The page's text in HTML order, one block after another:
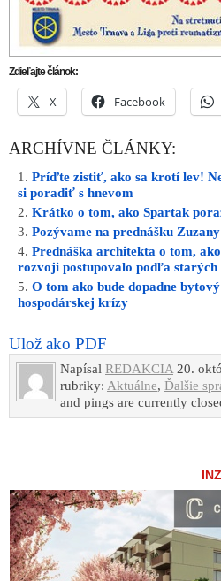
Zdieľajte článok:
X Facebook
ARCHÍVNE ČLÁNKY:
Príďte zistiť, ako sa krotí lev!
si poradiť s hnevom
Krátko o tom, ako Spartak
Pozývame na prednášku
Prednáška architekta o tom,
rozvoji postupovalo podľa starých
O tom ako bude dopadne
hospodárskej krízy
Ulož ako PDF
Napísal REDAKCIA20.
rubriky: Aktuálne, Ďalšie
and pings are currently